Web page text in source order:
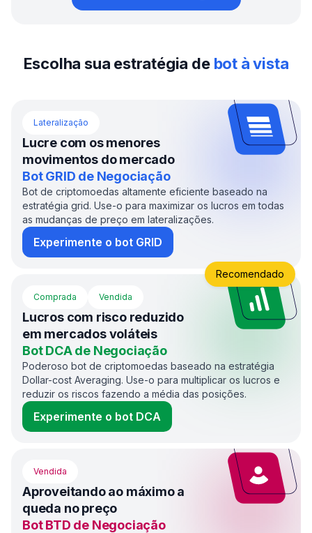
Escolha sua estratégia de bot à vista
Lateralização
Lucre com os menores
movimentos do mercado
Bot GRID de Negociação
Bot de criptomoedas altamente eficiente baseado na
estratégia grid. Use-o para maximizar os lucros em todas
as mudanças de preço em lateralizações.
Experimente o bot GRID
Comprada Vendida
Lucros com risco reduzido
em mercados voláteis
Bot DCA de Negociação
Poderoso bot de criptomoedas baseado na estratégia
Dollar-cost Averaging. Use-o para multiplicar os lucros e
reduzir os riscos fazendo a média das posições.
Experimente o bot DCA
Recomendado
Vendida
Aproveitando ao máximo a
queda no preço
Bot BTD de Negociação